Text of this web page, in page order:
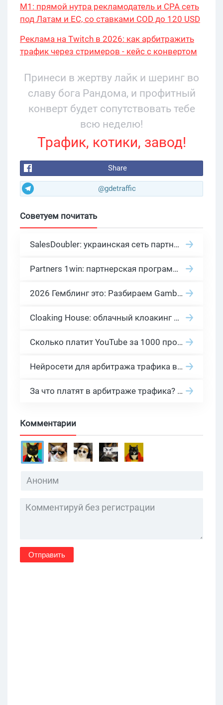
М1: прямой нутра рекламодатель и CPA сеть
под Латам и ЕС, со ставками COD до 120 USD
Реклама на Twitch в 2026: как арбитражить
трафик через стримеров - кейс с конвертом
Принеси в жертву лайк и шеринг во
славу бога Рандома, и профитный
конверт будет сопутствовать тебе
всю неделю!
Трафик, котики, завод!
Share
@gdetraffic
Советуем почитать
SalesDoubler: украинская сеть партнерских программ с оплатой за действие
Partners 1win: партнерская программа казино в нише гемблинг арбитраж
2026 Гемблинг это: Разбираем Gambling вертикаль, и все что связано с гемблинг и беттинг офферами
Cloaking House: облачный клоакинг для фильтрации ботов FB и Google Ads — гайд PHP-интеграции 2026
Сколько платит YouTube за 1000 просмотров в 2026: реальные цифры от 0.5 до 36 USD по ГЕО
Нейросети для арбитража трафика в 2026: инструменты, кейсы и AI-медиабайеры
За что платят в арбитраже трафика? 30 моделей оплаты в бурж и СНГ партнерках
Комментарии
Отправить